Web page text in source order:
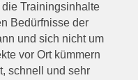
Trainingsinhalte
Bedürfnisse der
und sich nicht um
vor Ort kümmern
schnell und sehr